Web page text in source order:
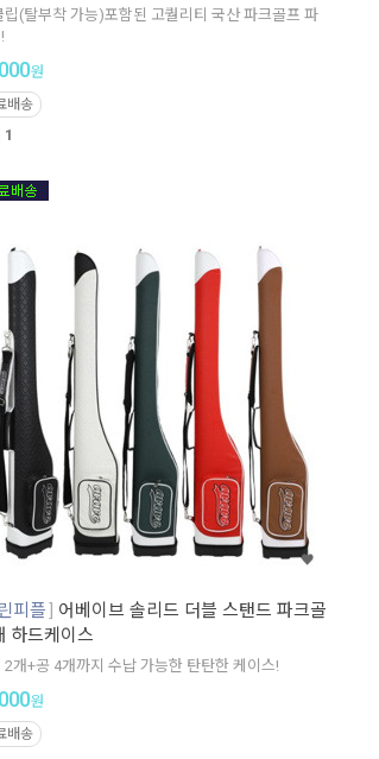
립(탈부착 가능)포함된 고퀄리티 국산 파크골프 파
원
배송
1
피플
어베이브 솔리드 더블 스탠드 파크골
하드케이스
2개+공 4개까지 수납 가능한 탄탄한 케이스!
원
배송